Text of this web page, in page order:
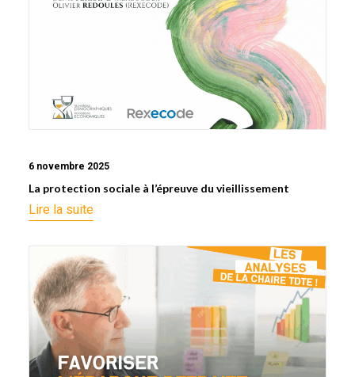
6 novembre 2025
La protection sociale à l’épreuve du vieillissement
Lire la suite